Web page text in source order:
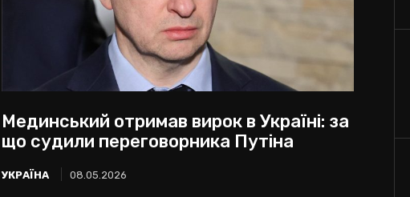
Мединський отримав вирок в Україні: за
що судили переговорника Путіна
УКРАЇНА 08.05.2026